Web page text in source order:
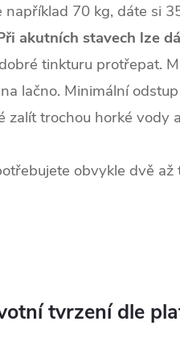
například 70 kg, dáte si
akutních stavech lze
tinkturu protřepat.
lačno. Minimální
zalít trochou horké vody
obvykle dvě
tvrzení dle